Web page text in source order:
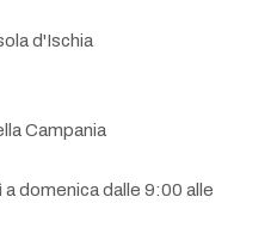
d'Ischia
Campania
domenica dalle 9:00 alle